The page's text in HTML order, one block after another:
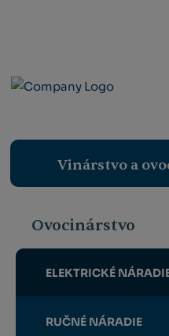
Vinárstvo a
Ovocinárstvo
ELEKTRICKÉ
RUČNÉ NÁRADIE